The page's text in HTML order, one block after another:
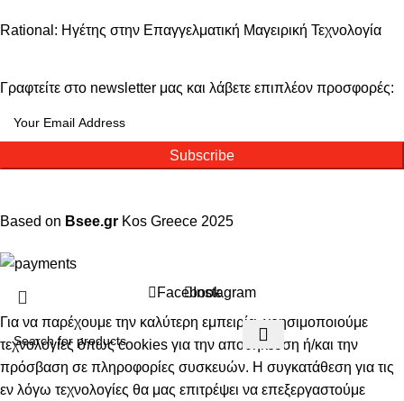
Rational: Ηγέτης στην Επαγγελματική Μαγειρική Τεχνολογία
Γραφτείτε στο newsletter μας και λάβετε επιπλέον προσφορές:
Subscribe
Based on Bsee.gr Kos Greece 2025
FacebookInstagram
Για να παρέχουμε την καλύτερη εμπειρία, χρησιμοποιούμε
τεχνολογίες όπως cookies για την αποθήκευση ή/και την
πρόσβαση σε πληροφορίες συσκευών. Η συγκατάθεση για τις
εν λόγω τεχνολογίες θα μας επιτρέψει να επεξεργαστούμε